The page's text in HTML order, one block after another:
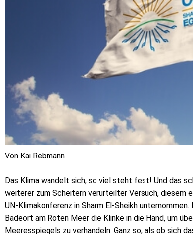
Von Kai Rebmann
Das Klima wandelt sich, so viel steht fest! Und das
weiterer zum Scheitern verurteilter Versuch, diesem
UN-Klimakonferenz in Sharm El-Sheikh
Badeort am Roten Meer die Klinke in die Hand, um
Meeresspiegels zu verhandeln. Ganz so, als ob sich